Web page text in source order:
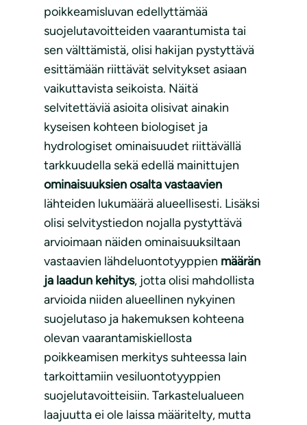
poikkeamisluvan edellyttämää
suojelutavoitteiden vaarantumista tai
sen välttämistä, olisi hakijan pystyttävä
esittämään riittävät selvitykset asiaan
vaikuttavista seikoista. Näitä
selvitettäviä asioita olisivat ainakin
kyseisen kohteen biologiset ja
hydrologiset ominaisuudet riittävällä
tarkkuudella sekä edellä mainittujen
ominaisuuksien osalta vastaavien
lähteiden lukumäärä alueellisesti. Lisäksi
olisi selvitystiedon nojalla pystyttävä
arvioimaan näiden ominaisuuksiltaan
vastaavien lähdeluontotyyppien määrän
ja laadun kehitys, jotta olisi mahdollista
arvioida niiden alueellinen nykyinen
suojelutaso ja hakemuksen kohteena
olevan vaarantamiskiellosta
poikkeamisen merkitys suhteessa lain
tarkoittamiin vesiluontotyyppien
suojelutavoitteisiin. Tarkastelualueen
laajuutta ei ole laissa määritelty, mutta